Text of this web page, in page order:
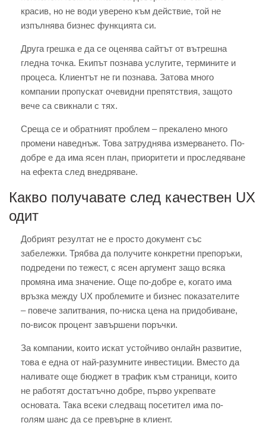
красив, но не води уверено към действие, той не
изпълнява бизнес функцията си.
Друга грешка е да се оценява сайтът от вътрешна
гледна точка. Екипът познава услугите, термините и
процеса. Клиентът не ги познава. Затова много
компании пропускат очевидни препятствия, защото
вече са свикнали с тях.
Среща се и обратният проблем – прекалено много
промени наведнъж. Това затруднява измерването. По-
добре е да има ясен план, приоритети и проследяване
на ефекта след внедряване.
Какво получавате след качествен UX
одит
Добрият резултат не е просто документ със
забележки. Трябва да получите конкретни препоръки,
подредени по тежест, с ясен аргумент защо всяка
промяна има значение. Още по-добре е, когато има
връзка между UX проблемите и бизнес показателите
– повече запитвания, по-ниска цена на придобиване,
по-висок процент завършени поръчки.
За компании, които искат устойчиво онлайн развитие,
това е една от най-разумните инвестиции. Вместо да
наливате още бюджет в трафик към страници, които
не работят достатъчно добре, първо укрепвате
основата. Така всеки следващ посетител има по-
голям шанс да се превърне в клиент.